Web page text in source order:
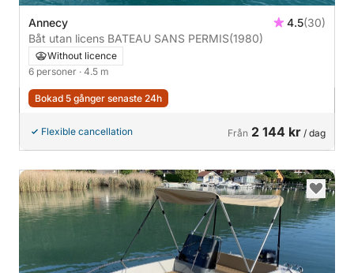
Annecy 4.5(30)
Båt utan licens BATEAU SANS PERMIS(1980)
Without licence
6 personer · 4.5 m
Bokad 5 gånger senaste 24h
Flexible cancellation Från 2 144 kr / dag